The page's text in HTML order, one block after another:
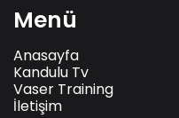
Menü
Anasayfa
Kandulu Tv
Vaser Training
İletişim